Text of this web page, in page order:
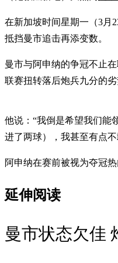
在新加坡时间星期一（3月
抵挡曼市追击再添变数。
曼市与阿申纳的争冠不止
联赛扭转落后炮兵九分的劣
他说：“我倒是希望我们能
进了两球），我甚至有点
阿申纳在赛前被视为夺冠
延伸阅读
曼市状态欠佳